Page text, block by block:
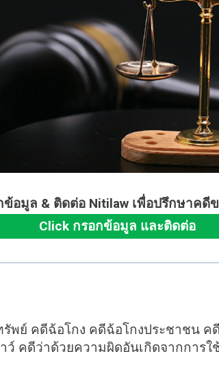
ข้อมูล & ติดต่อ Nitilaw เพื่อปรึกษาคดี
Click กรอกข้อมูล และติดต่อ
พย์ คดีฉ้อโกง คดีฉ้อโกงประชาชน
คดีว่าด้วยความผิดอันเกิดจากการ